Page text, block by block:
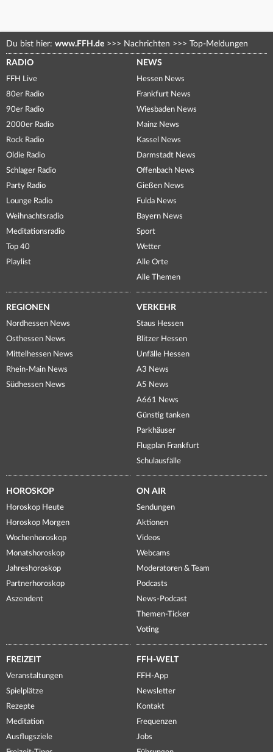
Du bist hier: www.FFH.de >>> Nachrichten >>> Top-Meldungen
RADIO
FFH Live
80er Radio
90er Radio
2000er Radio
Rock Radio
Oldie Radio
Schlager Radio
Party Radio
Lounge Radio
Weihnachtsradio
Meditationsradio
Top 40
Playlist
NEWS
Hessen News
Frankfurt News
Wiesbaden News
Mainz News
Kassel News
Darmstadt News
Offenbach News
Gießen News
Fulda News
Bayern News
Sport
Wetter
Alle Orte
Alle Themen
REGIONEN
Nordhessen News
Osthessen News
Mittelhessen News
Rhein-Main News
Südhessen News
VERKEHR
Staus Hessen
Blitzer Hessen
Unfälle Hessen
A3 News
A5 News
A661 News
Günstig tanken
Parkhäuser
Flugplan Frankfurt
Schulausfälle
HOROSKOP
Horoskop Heute
Horoskop Morgen
Wochenhoroskop
Monatshoroskop
Jahreshoroskop
Partnerhoroskop
Aszendent
ON AIR
Sendungen
Aktionen
Videos
Webcams
Moderatoren & Team
Podcasts
News-Podcast
Themen-Ticker
Voting
FREIZEIT
Veranstaltungen
Spielplätze
Rezepte
Meditation
Ausflugsziele
FFH-WELT
FFH-App
Newsletter
Kontakt
Frequenzen
Jobs